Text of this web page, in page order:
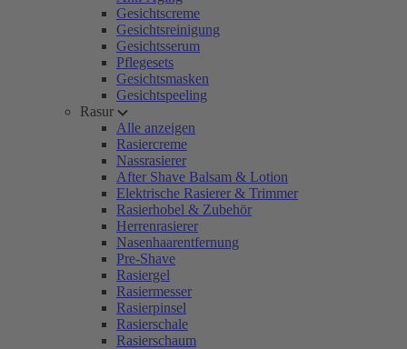
Gesichtscreme
Gesichtsreinigung
Gesichtsserum
Pflegesets
Gesichtsmasken
Gesichtspeeling
Rasur
Alle anzeigen
Rasiercreme
Nassrasierer
After Shave Balsam & Lotion
Elektrische Rasierer & Trimmer
Rasierhobel & Zubehör
Herrenrasierer
Nasenhaarentfernung
Pre-Shave
Rasiergel
Rasiermesser
Rasierpinsel
Rasierschale
Rasierschaum